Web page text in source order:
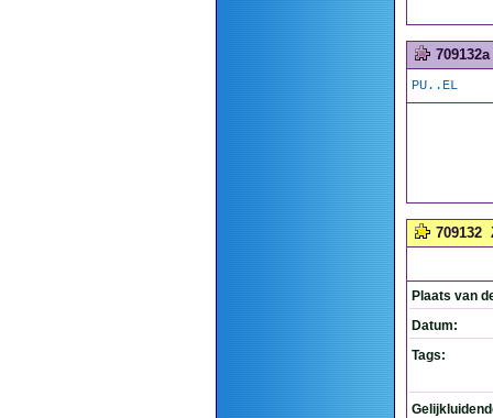
709132a
PU..EL
709132
Plaats van
Datum:
Tags: